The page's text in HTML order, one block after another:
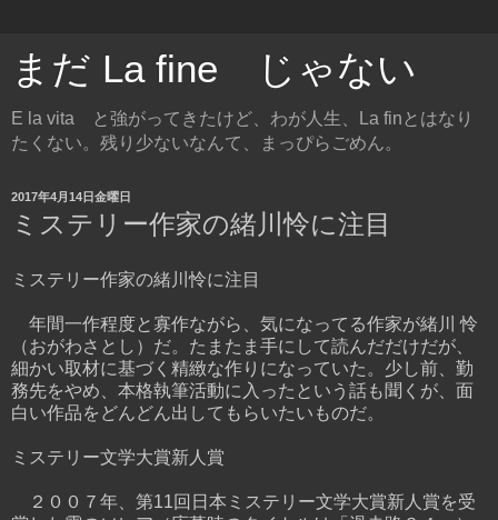
まだ La fine じゃない
E la vita と強がってきたけど、わが人生、La finとはなり
たくない。残り少ないなんて、まっぴらごめん。
2017年4月14日金曜日
ミステリー作家の緒川怜に注目
ミステリー作家の緒川怜に注目
年間一作程度と寡作ながら、気になってる作家が緒川 怜
（おがわさとし）だ。たまたま手にして読んだだけだが、
細かい取材に基づく精緻な作りになっていた。少し前、勤
務先をやめ、本格執筆活動に入ったという話も聞くが、面
白い作品をどんどん出してもらいたいものだ。
ミステリー文学大賞新人賞
２００７年、第11回日本ミステリー文学大賞新人賞を受